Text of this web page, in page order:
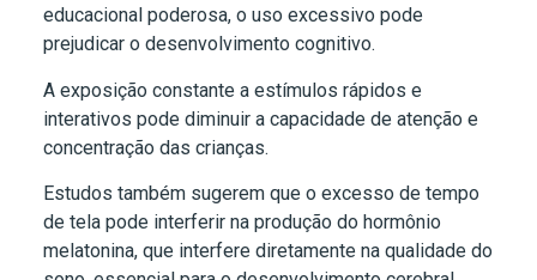
educacional poderosa, o uso excessivo pode
prejudicar o desenvolvimento cognitivo.
A exposição constante a estímulos rápidos e
interativos pode diminuir a capacidade de atenção e
concentração das crianças.
Estudos também sugerem que o excesso de tempo
de tela pode interferir na produção do hormônio
melatonina, que interfere diretamente na qualidade do